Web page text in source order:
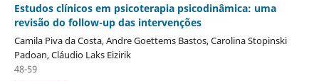
Estudos clínicos em psicoterapia psicodinâmica: uma
revisão do follow-up das intervenções
Camila Piva da Costa, Andre Goettems Bastos, Carolina Stopinski
Padoan, Cláudio Laks Eizirik
48-59